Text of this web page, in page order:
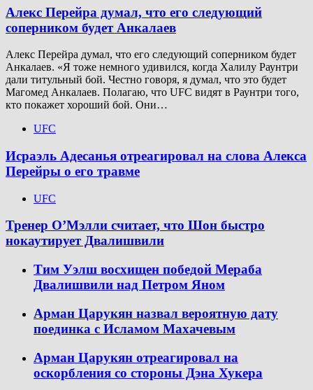
Алекс Перейра думал, что его следующий
соперником будет Анкалаев
Алекс Перейра думал, что его следующий соперником будет
Анкалаев. «Я тоже немного удивился, когда Халилу Раунтри
дали титульный бой. Честно говоря, я думал, что это будет
Магомед Анкалаев. Полагаю, что UFC видят в Раунтри того,
кто покажет хороший бой. Они…
UFC
Исраэль Адесанья отреагировал на слова Алекса
Перейры о его травме
UFC
Тренер О’Мэлли считает, что Шон быстро
нокаутирует Двалишвили
Тим Уэлш восхищен победой Мераба
Двалишвили над Петром Яном
Арман Царукян назвал вероятную дату
поединка с Исламом Махачевым
Арман Царукян отреагировал на
оскорбления со стороны Дэна Хукера